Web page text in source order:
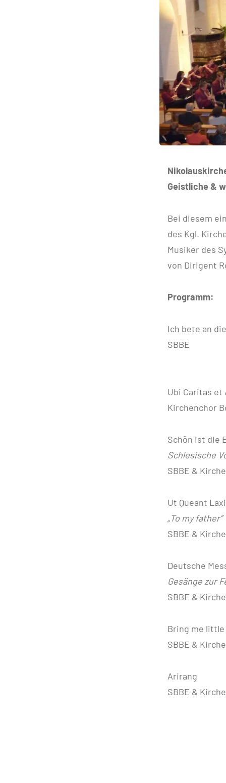
Geistliche &
Bei diesem
des Kgl.
Musiker des
von Dirigent
Programm:
Ich bete
SBBE
Ubi Caritas et
Kirchenchor
Schön ist die
SBBE &
Ut Queant
„To my father”
SBBE &
Deutsche
Gesänge zur
SBBE &
Bring me
SBBE &
Arirang
SBBE &